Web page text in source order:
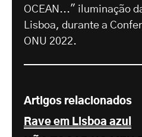
OCEAN..." iluminação
Lisboa, durante a
ONU 2022.
Artigos relacionados
Rave em Lisboa azul